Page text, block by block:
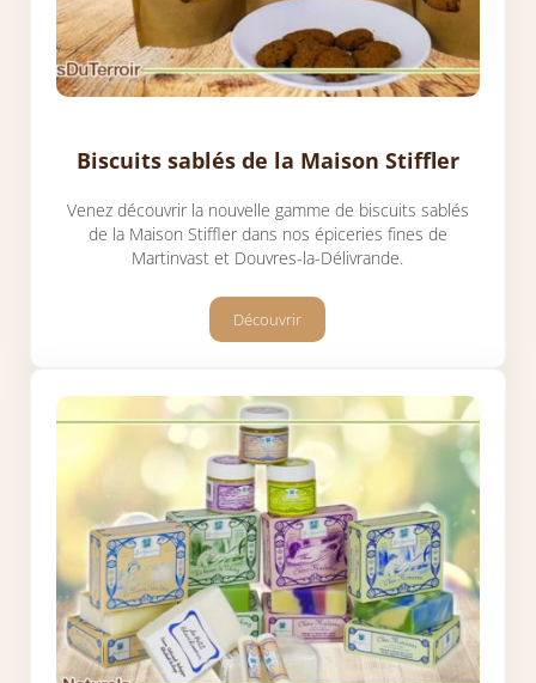
Biscuits sablés de la Maison Stiffler
Venez découvrir la nouvelle gamme de biscuits sablés
de la Maison Stiffler dans nos épiceries fines de
Martinvast et Douvres-la-Délivrande.
DécouvrirBiscuits sablés de la Maison Stiffler